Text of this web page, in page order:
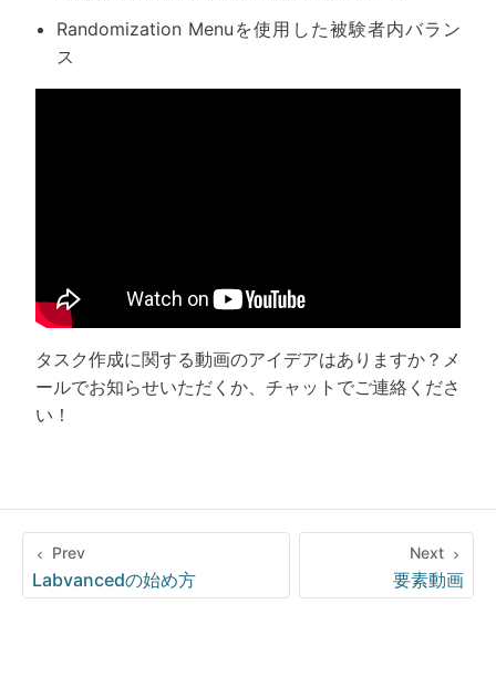
Randomization Menuを使用した被験者内バラン
ス
タスク作成に関する動画のアイデアはありますか？メ
ールでお知らせいただくか、チャットでご連絡くださ
い！
Prev
Labvancedの始め方
Next
要素動画